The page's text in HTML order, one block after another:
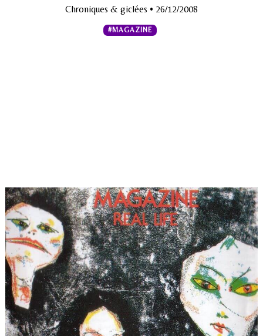
Chroniques & giclées • 26/12/2008
#MAGAZINE